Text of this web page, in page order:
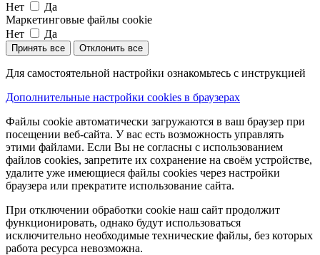
Нет
Да
Маркетинговые файлы cookie
Нет
Да
Принять все Отклонить все
Для самостоятельной настройки ознакомьтесь с инструкцией
Дополнительные настройки cookies в браузерах
Файлы cookie автоматически загружаются в ваш браузер при
посещении веб-сайта. У вас есть возможность управлять
этими файлами. Если Вы не согласны с использованием
файлов cookies, запретите их сохранение на своём устройстве,
удалите уже имеющиеся файлы cookies через настройки
браузера или прекратите использование сайта.
При отключении обработки cookie наш сайт продолжит
функционировать, однако будут использоваться
исключительно необходимые технические файлы, без которых
работа ресурса невозможна.